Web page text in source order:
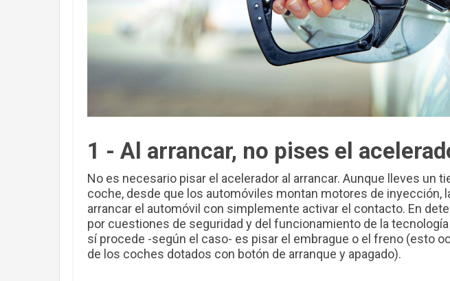
1 - Al arrancar, no pises el
No es necesario pisar el acelerador al arrancar. Aunque lleves un
coche, desde que los automóviles montan motores de inyección,
arrancar el automóvil con simplemente activar el contacto. En
por cuestiones de seguridad y del funcionamiento de la
sí procede -según el caso- es pisar el embrague o el freno (esto
de los coches dotados con botón de arranque y apagado).